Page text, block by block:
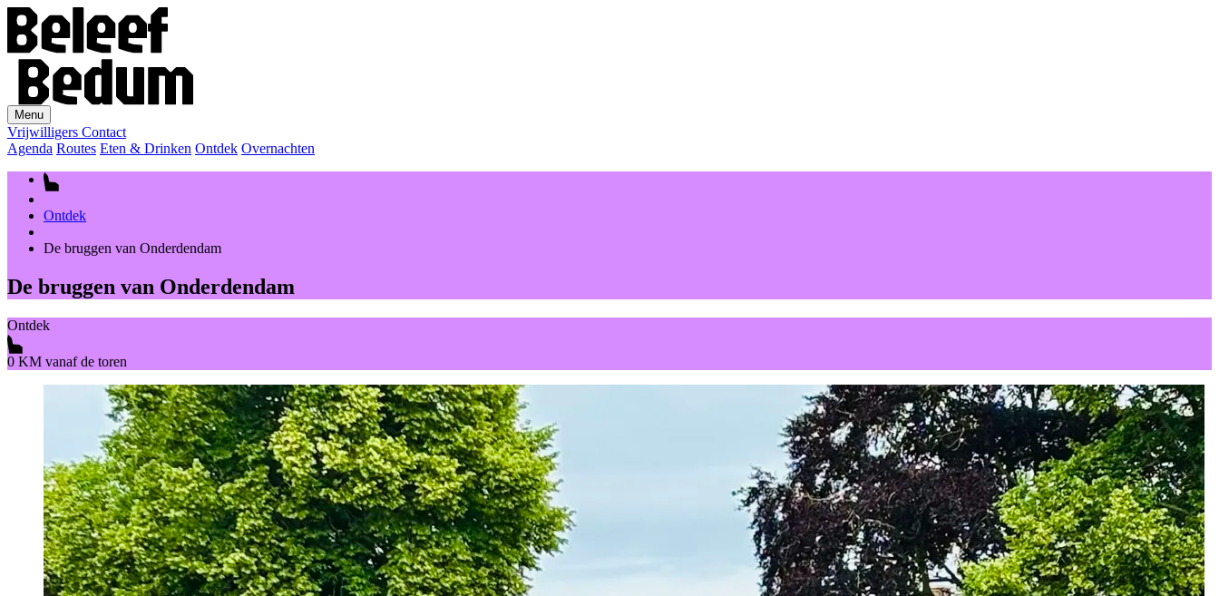
Menu
Vrijwilligers Contact
Agenda Routes Eten & Drinken Ontdek Overnachten
Ontdek
De bruggen van Onderdendam
De bruggen van Onderdendam
Ontdek
0 KM vanaf de toren